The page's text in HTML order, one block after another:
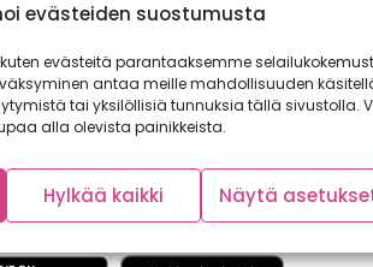
evästeiden suostumusta
evästeitä parantaaksemme
antaa meille mahdollisuuden
tai yksilöllisiä tunnuksia tällä sivustolla.
alla olevista painikkeista.
Hylkää kaikki Näytä